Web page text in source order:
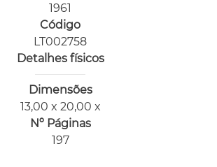
1961
Código
LT002758
Detalhes físicos
Dimensões
13,00 x 20,00 x
Nº Páginas
197